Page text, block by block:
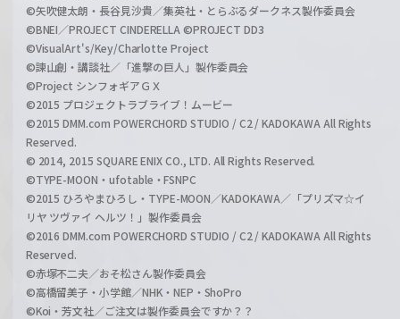
©矢吹健太朗・長谷見沙貴／集英社・とらぶるダークネス製作委員会
©BNEI／PROJECT CINDERELLA ©PROJECT DD3
©VisualArt's/Key/Charlotte Project
©諫山創・講談社／「進撃の巨人」製作委員会
©Project シンフォギアＧＸ
©2015 プロジェクトラブライブ！ムービー
©2015 DMM.com POWERCHORD STUDIO / C2 / KADOKAWA All Rights
Reserved.
© 2014, 2015 SQUARE ENIX CO., LTD. All Rights Reserved.
©TYPE-MOON・ufotable・FSNPC
©2015 ひろやまひろし・TYPE-MOON／KADOKAWA／「プリズマ☆イ
リヤ ツヴァイ ヘルツ！」製作委員会
©2016 DMM.com POWERCHORD STUDIO / C2 / KADOKAWA All Rights
Reserved.
©赤塚不二夫／おそ松さん製作委員会
©高橋留美子・小学館／NHK・NEP・ShoPro
©Koi・芳文社／ご注文は製作委員会ですか？？